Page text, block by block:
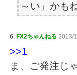
～い」かもね
6: FX2ちゃんねる 2013/
>>1
ま、ご発注じ